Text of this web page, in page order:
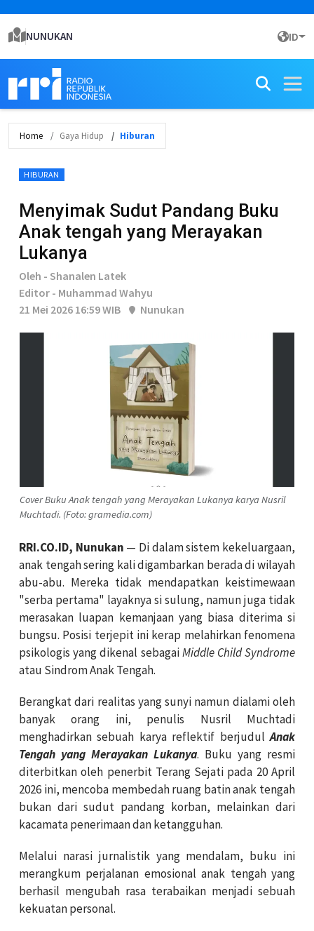
NUNUKAN ID
Home Gaya Hidup Hiburan
HIBURAN
Menyimak Sudut Pandang Buku
Anak tengah yang Merayakan
Lukanya
Oleh - Shanalen Latek
Editor - Muhammad Wahyu
21 Mei 2026 16:59 WIB
Nunukan
Cover Buku Anak tengah yang Merayakan Lukanya karya Nusril
Muchtadi. (Foto: gramedia.com)
RRI.CO.ID, Nunukan — Di dalam sistem kekeluargaan,
anak tengah sering kali digambarkan berada di wilayah
abu-abu. Mereka tidak mendapatkan keistimewaan
"serba pertama" layaknya si sulung, namun juga tidak
merasakan luapan kemanjaan yang biasa diterima si
bungsu. Posisi terjepit ini kerap melahirkan fenomena
psikologis yang dikenal sebagaiMiddle Child Syndrome
atau Sindrom Anak Tengah.
Berangkat dari realitas yang sunyi namun dialami oleh
banyak orang ini, penulis Nusril Muchtadi
menghadirkan sebuah karya reflektif berjudulAnak
Tengah yang Merayakan Lukanya. Buku yang resmi
diterbitkan oleh penerbit Terang Sejati pada 20 April
2026 ini, mencoba membedah ruang batin anak tengah
bukan dari sudut pandang korban, melainkan dari
kacamata penerimaan dan ketangguhan.
Melalui narasi jurnalistik yang mendalam, buku ini
merangkum perjalanan emosional anak tengah yang
berhasil mengubah rasa terabaikan menjadi sebuah
kekuatan personal.